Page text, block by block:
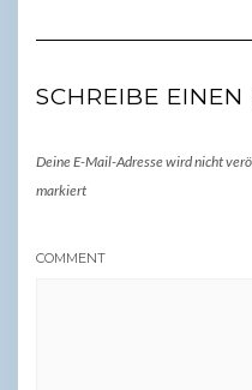
SCHREIBE
Deine E-Mail-Adresse wird nicht
markiert
COMMENT